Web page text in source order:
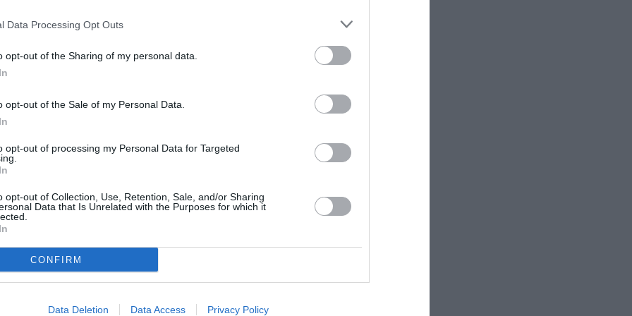
Data Processing Opt Outs
opt-out of the Sharing of my personal data.
opt-out of the Sale of my Personal Data.
opt-out of processing my Personal Data for Targeted
opt-out of Collection, Use, Retention, Sale, and/or Sharing
Data that Is Unrelated with the Purposes for which it
CONFIRM
Data Deletion Data Access Privacy Policy
σας επιπόλαια δεν θα εκδηλώσει ενδιαφέρον
γενικά την καθημερινότητά σας.
ενδιαφέρον από την πλευρά του:
σε δείπνο/σινεμά/ρομαντική βόλτα:
την Παρασκευή; Να περάσω να σε πάρω στις
υπεκφυγές, χωρίς δικαιολογίες. Αυτό είναι
τι θέλει και το διεκδικεί ξεκάθαρα.
up μετά το ραντεβού:Σας ρωτάει αν
είστε καλά μετά από ένα κρίσιμο μίτινγκ
ρόλο στη ζωή σας και δεν το κρύβει.
τίποτα περισσότερο από ευκαιριακές
στείλει ένα μήνυμα για να μάθειπώς